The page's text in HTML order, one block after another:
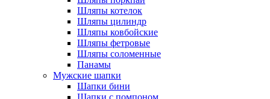
Шляпы котелок
Шляпы цилиндр
Шляпы ковбойские
Шляпы фетровые
Шляпы соломенные
Панамы
Мужские шапки
Шапки бини
Шапки с помпоном